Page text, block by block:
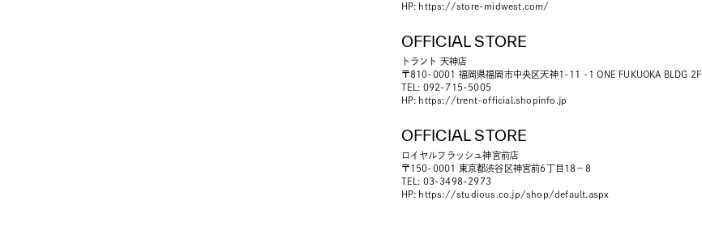
HP: https://store-midwest.com/
OFFICIAL STORE
トラント 天神店
〒810-0001 福岡県福岡市中央区天神1-11 -1 ONE FUKUOKA BLDG 2F
TEL: 092-715-5005
HP: https://trent-official.shopinfo.jp
OFFICIAL STORE
ロイヤルフラッシュ神宮前店
〒150-0001 東京都渋谷区神宮前6丁目18−8
TEL: 03-3498-2973
HP: https://studious.co.jp/shop/default.aspx